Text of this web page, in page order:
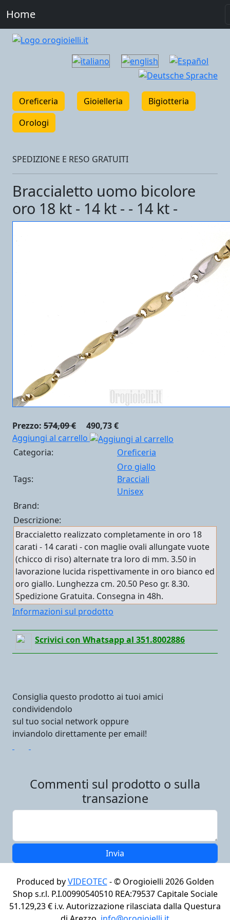
Home
Oreficeria Gioielleria
Bigiotteria
Orologi
SPEDIZIONE E RESO GRATUITI
Braccialetto uomo bicolore
oro 18 kt - 14 kt - - 14 kt -
Prezzo: 574,09 €
490,73 €
Aggiungi al carrello
Categoria:
Oreficeria
Tags:
Oro giallo
Bracciali
Unisex
Brand:
Descrizione:
Braccialetto realizzato completamente in oro 18
carati - 14 carati - con maglie ovali allungate vuote
(chicco di riso) alternate tra loro di mm. 3.50 in
lavorazione lucida rispettivamente in oro bianco ed
oro giallo. Lunghezza cm. 20.50 Peso gr. 8.30.
Spedizione Gratuita. Consegna in 48h.
Informazioni sul prodotto
Scrivici con Whatsapp al 351.8002886
Consiglia questo prodotto ai tuoi amici
condividendolo
sul tuo social network oppure
inviandolo direttamente per email!
Commenti sul prodotto o sulla
transazione
Produced byVIDEOTEC - © Orogioielli 2026Golden
Shop s.r.l. P.I.00990540510 REA:79537 Capitale Sociale
51.129,23 € i.v. Autorizzazione rilasciata dalla Questura